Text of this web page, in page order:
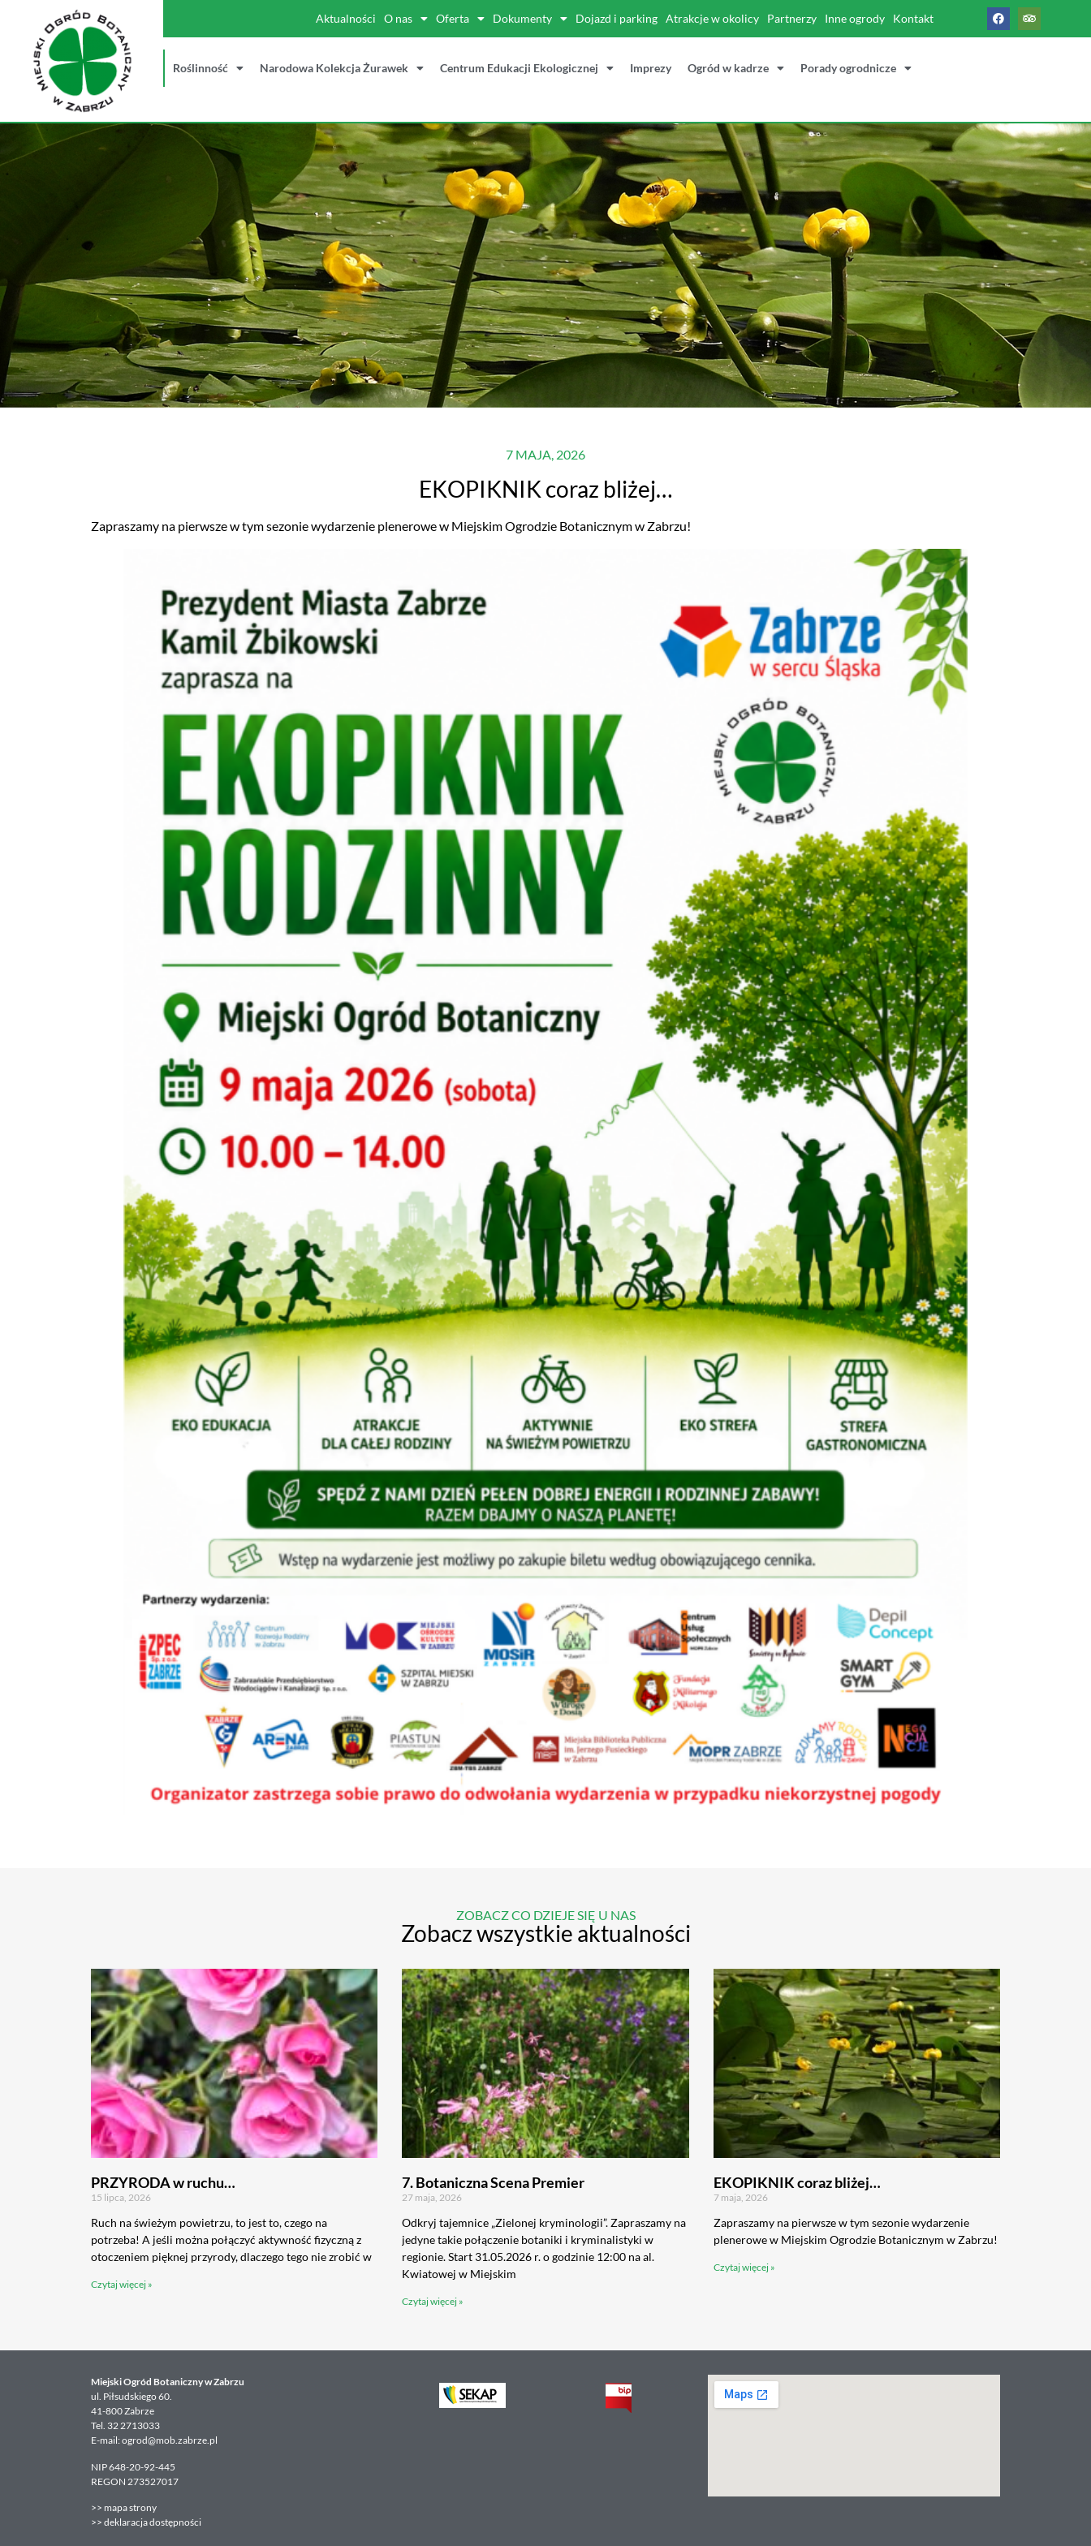
Aktualności O nas Oferta Dokumenty Dojazd i parking Atrakcje w okolicy Partnerzy Inne ogrody Kontakt
Roślinność Narodowa Kolekcja Żurawek Centrum Edukacji Ekologicznej Imprezy Ogród w kadrze Porady ogrodnicze
7 MAJA, 2026
EKOPIKNIK coraz bliżej…
Zapraszamy na pierwsze w tym sezonie wydarzenie plenerowe w Miejskim Ogrodzie Botanicznym w Zabrzu!
ZOBACZ CO DZIEJE SIĘ U NAS
Zobacz wszystkie aktualności
PRZYRODA w ruchu…
15 lipca, 2026
Ruch na świeżym powietrzu, to jest to, czego na
potrzeba! A jeśli można połączyć aktywność fizyczną z
otoczeniem pięknej przyrody, dlaczego tego nie zrobić w
Czytaj więcej »
7. Botaniczna Scena Premier
27 maja, 2026
Odkryj tajemnice „Zielonej kryminologii”. Zapraszamy na
jedyne takie połączenie botaniki i kryminalistyki w
regionie. Start 31.05.2026 r. o godzinie 12:00 na al.
Kwiatowej w Miejskim
Czytaj więcej »
EKOPIKNIK coraz bliżej…
7 maja, 2026
Zapraszamy na pierwsze w tym sezonie wydarzenie
plenerowe w Miejskim Ogrodzie Botanicznym w Zabrzu!
Czytaj więcej »
Miejski Ogród Botaniczny w Zabrzu
ul. Piłsudskiego 60.
41-800 Zabrze
Tel. 32 2713033
E-mail: ogrod@mob.zabrze.pl
NIP 648-20-92-445
REGON 273527017
>> mapa strony
>> deklaracja dostępności